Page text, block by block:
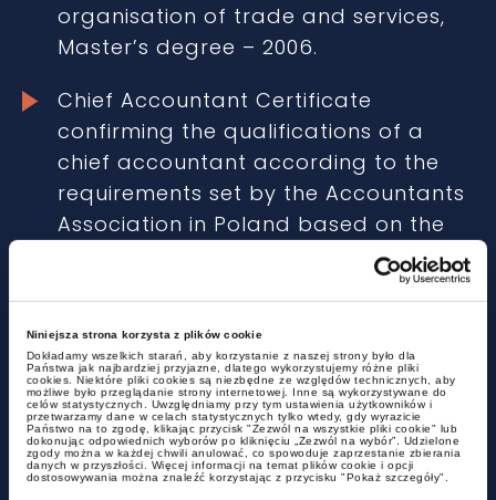
Niniejsza strona korzysta z plików cookie
Dokładamy wszelkich starań, aby korzystanie z naszej strony było dla
Państwa jak najbardziej przyjazne, dlatego wykorzystujemy różne pliki
cookies. Niektóre pliki cookies są niezbędne ze względów technicznych, aby
możliwe było przeglądanie strony internetowej. Inne są wykorzystywane do
celów statystycznych. Uwzględniamy przy tym ustawienia użytkowników i
przetwarzamy dane w celach statystycznych tylko wtedy, gdy wyrazicie
Państwo na to zgodę, klikając przycisk "Zezwól na wszystkie pliki cookie" lub
dokonując odpowiednich wyborów po kliknięciu „Zezwól na wybór”. Udzielone
zgody można w każdej chwili anulować, co spowoduje zaprzestanie zbierania
danych w przyszłości. Więcej informacji na temat plików cookie i opcji
dostosowywania można znaleźć korzystając z przycisku "Pokaż szczegóły".
organisation of trade and services,
Master’s degree – 2006.
Chief Accountant Certificate
confirming the qualifications of a
chief accountant according to the
requirements set by the Accountants
Association in Poland based on the
International Educational Standards
Accountant Certificate No. 53261/2011
confirming the qualification
necessary to provide bookkeeping
services – 2011.
Certificate of independent